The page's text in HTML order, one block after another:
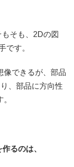
そも、2Dの図
です。
像できるが、部品
、部品に方向性
るのは、